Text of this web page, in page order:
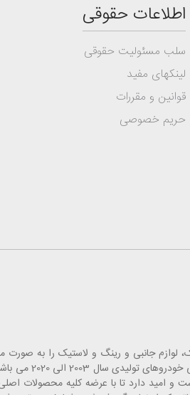
اطلاعات حقوقی
سلب مسئولیت حقوقی
لینکهای مفید
قوانین و مقررات
حریم خصوصی
1393 فروش قطعات یدک، لوازم جانبی و رینگ و
انبارهای
امید دارد تا با عرضه کلیه محصولات